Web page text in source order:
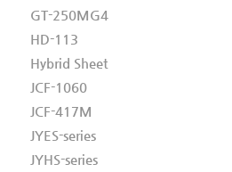
GT-250MG4
HD-113
Hybrid Sheet
JCF-1060
JCF-417M
JYES-series
JYHS-series